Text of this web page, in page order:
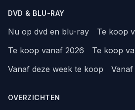
DVD & BLU-RAY
Nu op dvd en blu-ray
Te koop
Te koop vanaf 2026
Te koop
Vanaf deze week te koop
OVERZICHTEN